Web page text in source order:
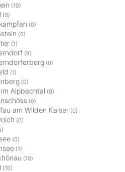
(10)
(0)
(0)
(0)
(1)
(9)
(0)
(1)
(0)
Alpbachtal (0)
(0)
am Wilden Kaiser (0)
(0)
(0)
(1)
(10)
(10)